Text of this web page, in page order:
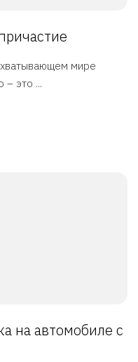
мире
– это ...
на автомобиле с